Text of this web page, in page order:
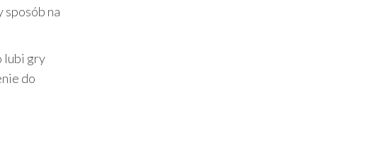
sposób na
lubi gry
do